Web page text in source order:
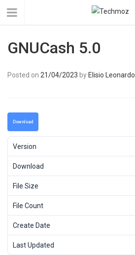
GNUCash 5.0
Posted on 21/04/2023 by Elisio Leonardo
Download
Version
Download
File Size
File Count
Create Date
Last Updated